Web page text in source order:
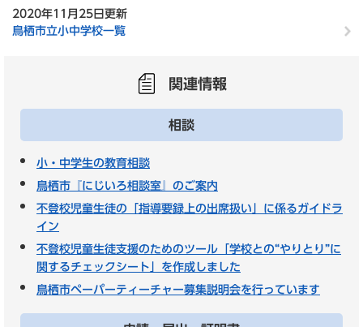
2020年11月25日更新
鳥栖市立小中学校一覧
関連情報
相談
小・中学生の教育相談
鳥栖市『にじいろ相談室』のご案内
不登校児童生徒の「指導要録上の出席扱い」に係るガイドラ
イン
不登校児童生徒支援のためのツール「学校との“やりとり”に
関するチェックシート」を作成しました
鳥栖市ペーパーティーチャー募集説明会を行っています